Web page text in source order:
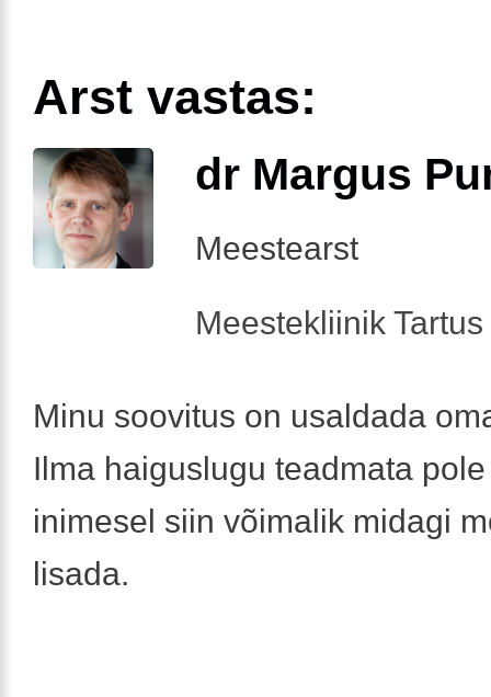
Arst vastas:
dr Margus
Meestearst
Meestekliinik
Minu soovitus on usaldada
Ilma haiguslugu teadmata
inimesel siin võimalik midagi
lisada.